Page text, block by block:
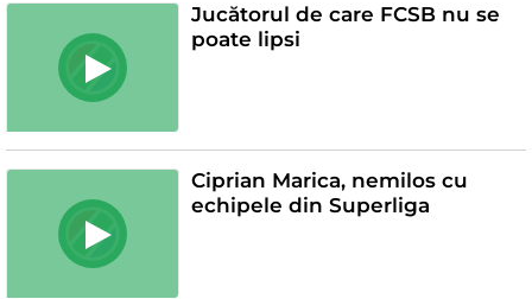
Jucătorul de care FCSB nu se
poate lipsi
Ciprian Marica, nemilos cu
echipele din Superliga